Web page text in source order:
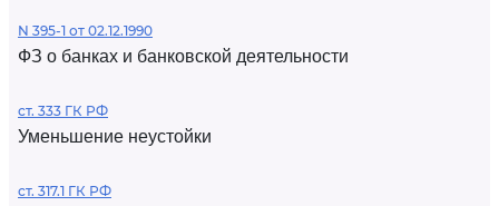
N 395-1 от 02.12.1990
ФЗ о банках и банковской деятельности
ст. 333 ГК РФ
Уменьшение неустойки
ст. 317.1 ГК РФ